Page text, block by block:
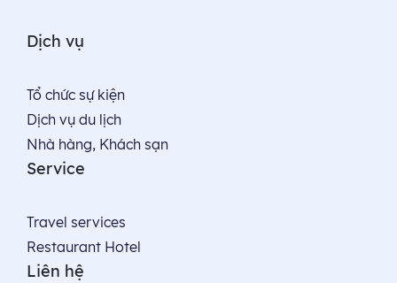
Dịch vụ
Tổ chức sự kiện
Dịch vụ du lịch
Nhà hàng, Khách sạn
Service
Travel services
Restaurant Hotel
Liên hệ